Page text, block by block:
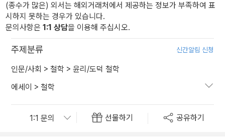
(종수가 많은) 외서는 해외거래처에서 제공하는 정보가 부족하여 표
시하지 못하는 경우가 있습니다.
문의사항은 1:1 상담을 이용해 주십시오.
주제분류 신간알림 신청
인문/사회 > 철학 > 윤리/도덕 철학
에세이 > 철학
선물하기 공유하기